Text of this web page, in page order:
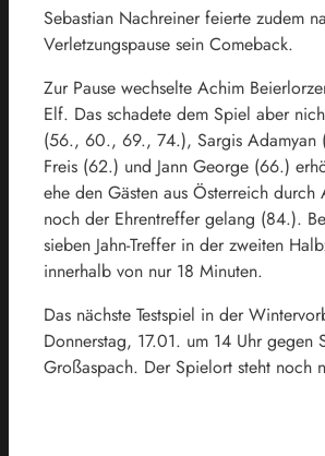
Sebastian Nachreiner feierte zudem
Verletzungspause sein Comeback.
Zur Pause wechselte Achim
Elf. Das schadete dem Spiel aber
(56., 60., 69., 74.), Sargis Adamyan
Freis (62.) und Jann George (66.)
ehe den Gästen aus Österreich durch
noch der Ehrentreffer gelang (84.).
sieben Jahn-Treffer in der zweiten
innerhalb von nur 18 Minuten.
Das nächste Testspiel in der
Donnerstag, 17.01. um 14 Uhr gegen
Großaspach. Der Spielort steht noch